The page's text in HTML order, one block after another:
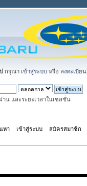
กรุณา เข้าสู่ระบบ หรือ ลงทะเบียน
น และระยะเวลาในเซสชั่น
หา เข้าสู่ระบบ สมัครสมาชิก